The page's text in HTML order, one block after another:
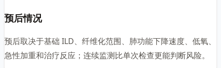
预后情况
预后取决于基础 ILD、纤维化范围、肺功能下降速度、低氧、
急性加重和治疗反应；连续监测比单次检查更能判断风险。